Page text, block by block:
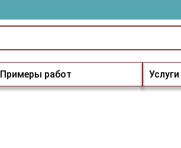
Примеры работ Услуги